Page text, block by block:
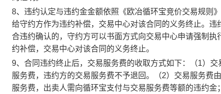
8、违约认定与违约金金额依照《欧冶循环宝竞价交易规则
给守约方作为违约补偿，交易中心对该合同的义务终止。
合违约确认的，守约方可以书面方式向交易中心申请强制
约补偿，交易中心对该合同的义务终止。
9、合同违约终止后，交易服务费的收取方式如下：（1）
服务费，违约方的交易服务费不予退回。（2）交易服务费
服务费，出卖人需向循环宝支付与交易服务费等额的违约